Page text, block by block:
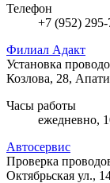
Телефон
+7 (952) 295-
Филиал Адакт
Установка
Козлова, 28,
Часы работы
ежедневно,
Автосервис
Проверка
Октябрьская ул.,